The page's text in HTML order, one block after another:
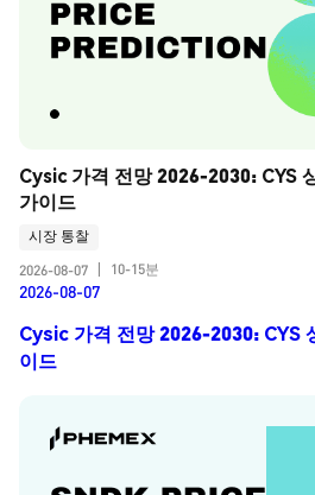
Cysic 가격 전망 2026-2030: CYS
가이드
시장 통찰
2026-08-07
10-15분
2026-08-07
Cysic 가격 전망 2026-2030: CYS
이드